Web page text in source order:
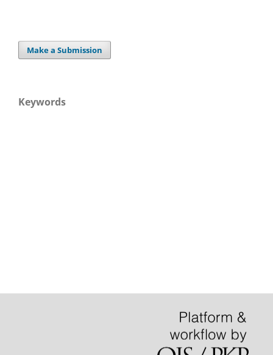
Make a Submission
Keywords